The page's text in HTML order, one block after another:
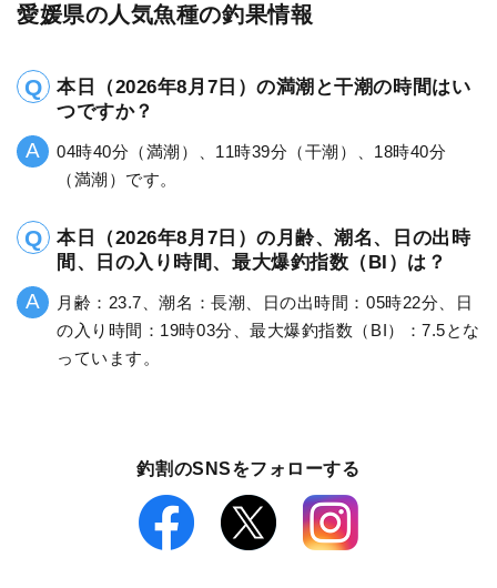
愛媛県の人気魚種の釣果情報
本日（2026年8月7日）の満潮と干潮の時間はい
つですか？
04時40分（満潮）、11時39分（干潮）、18時40分
（満潮）です。
本日（2026年8月7日）の月齢、潮名、日の出時
間、日の入り時間、最大爆釣指数（BI）は？
月齢：23.7、潮名：長潮、日の出時間：05時22分、日
の入り時間：19時03分、最大爆釣指数（BI）：7.5とな
っています。
釣割のSNSをフォローする